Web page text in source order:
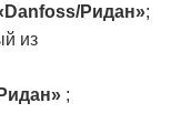
Ридан»;
из
;